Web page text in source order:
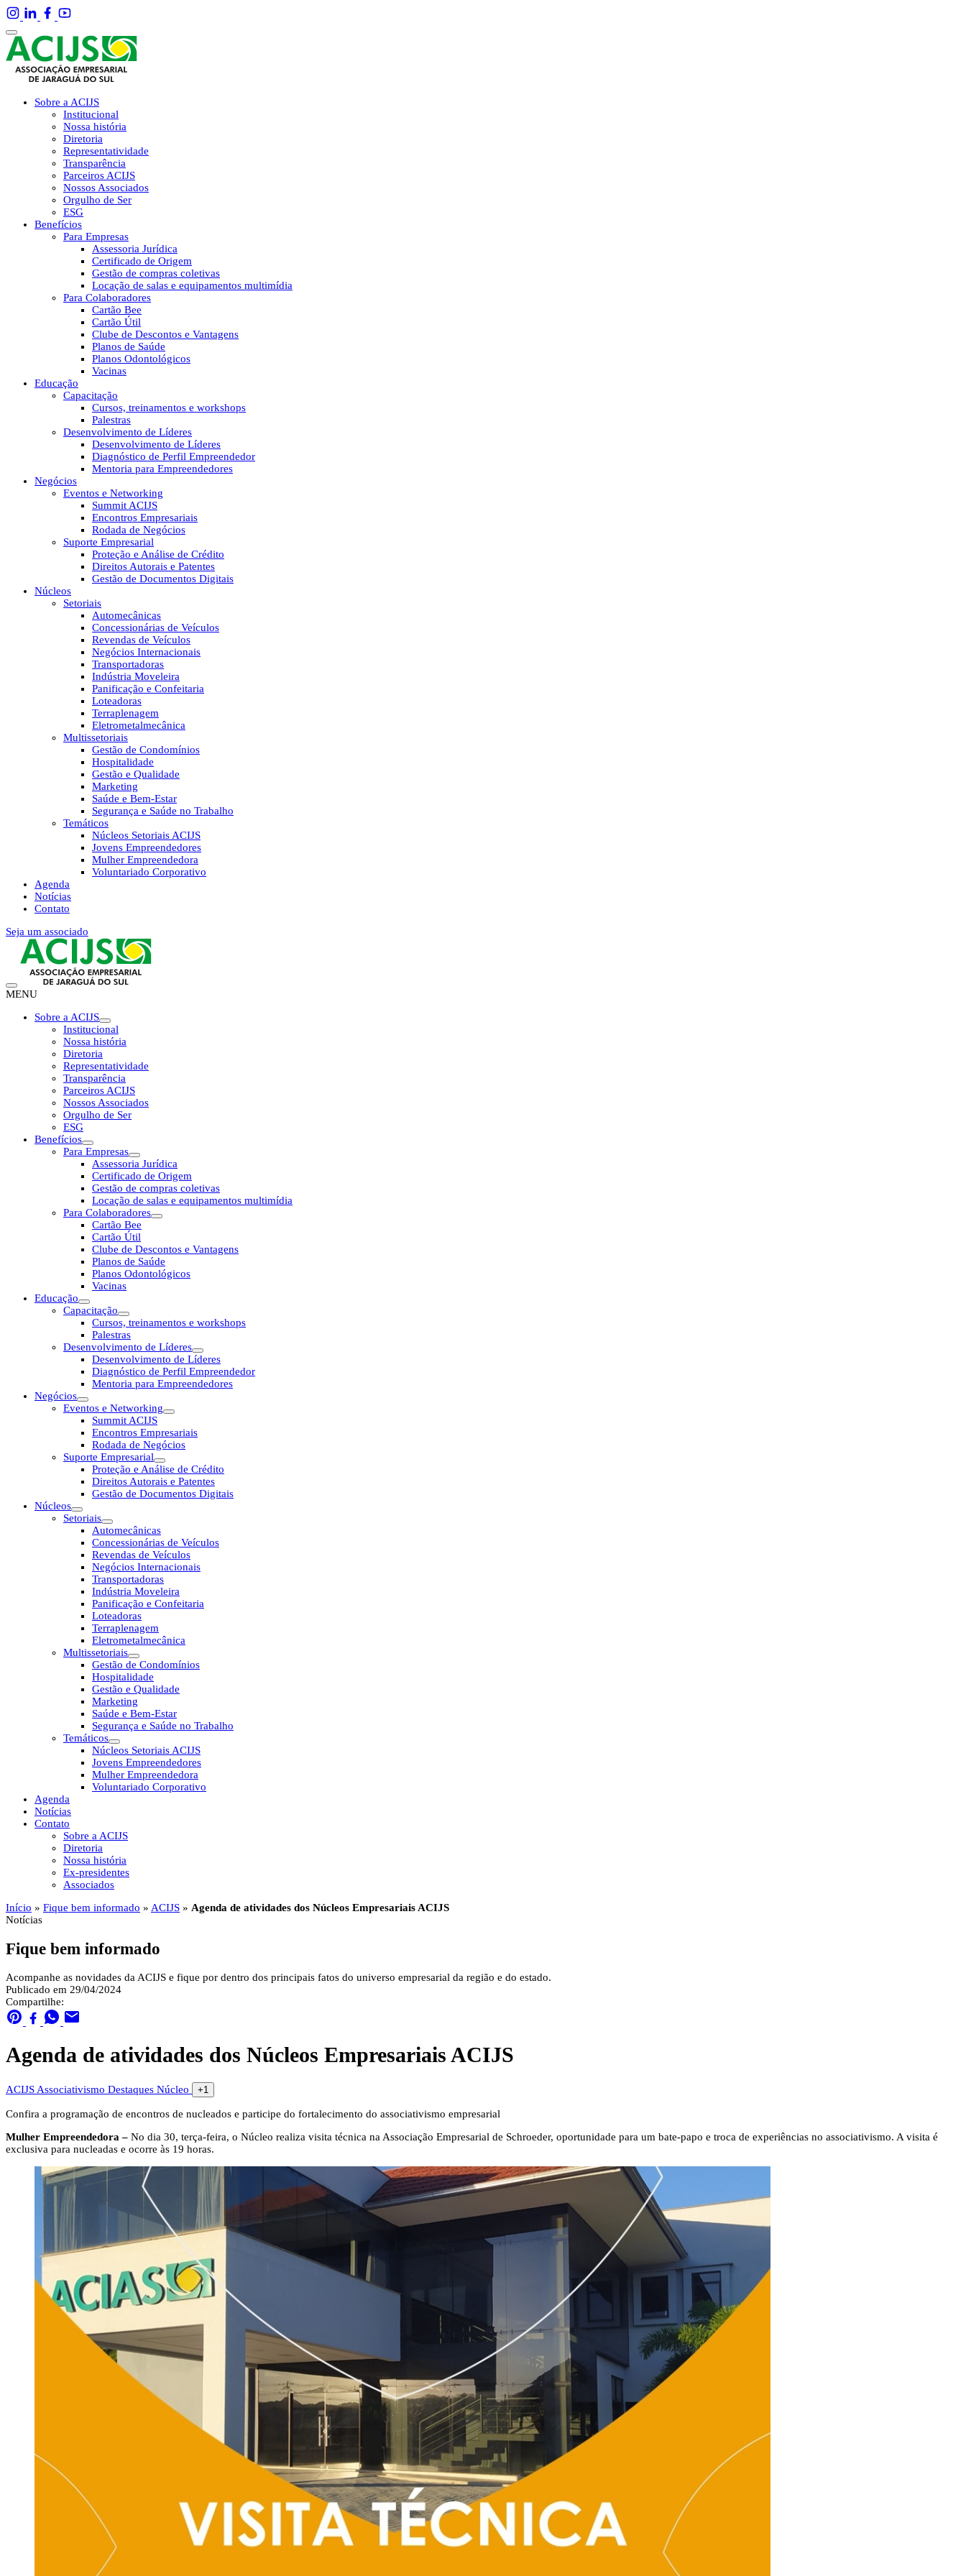
Sobre a ACIJS
Institucional
Nossa história
Diretoria
Representatividade
Transparência
Parceiros ACIJS
Nossos Associados
Orgulho de Ser
ESG
Benefícios
Para Empresas
Assessoria Jurídica
Certificado de Origem
Gestão de compras coletivas
Locação de salas e equipamentos multimídia
Para Colaboradores
Cartão Bee
Cartão Útil
Clube de Descontos e Vantagens
Planos de Saúde
Planos Odontológicos
Vacinas
Educação
Capacitação
Cursos, treinamentos e workshops
Palestras
Desenvolvimento de Líderes
Desenvolvimento de Líderes
Diagnóstico de Perfil Empreendedor
Mentoria para Empreendedores
Negócios
Eventos e Networking
Summit ACIJS
Encontros Empresariais
Rodada de Negócios
Suporte Empresarial
Proteção e Análise de Crédito
Direitos Autorais e Patentes
Gestão de Documentos Digitais
Núcleos
Setoriais
Automecânicas
Concessionárias de Veículos
Revendas de Veículos
Negócios Internacionais
Transportadoras
Indústria Moveleira
Panificação e Confeitaria
Loteadoras
Terraplenagem
Eletrometalmecânica
Multissetoriais
Gestão de Condomínios
Hospitalidade
Gestão e Qualidade
Marketing
Saúde e Bem-Estar
Segurança e Saúde no Trabalho
Temáticos
Núcleos Setoriais ACIJS
Jovens Empreendedores
Mulher Empreendedora
Voluntariado Corporativo
Agenda
Notícias
Contato
Seja um associado
MENU
Sobre a ACIJS
Institucional
Nossa história
Diretoria
Representatividade
Transparência
Parceiros ACIJS
Nossos Associados
Orgulho de Ser
ESG
Benefícios
Para Empresas
Assessoria Jurídica
Certificado de Origem
Gestão de compras coletivas
Locação de salas e equipamentos multimídia
Para Colaboradores
Cartão Bee
Cartão Útil
Clube de Descontos e Vantagens
Planos de Saúde
Planos Odontológicos
Vacinas
Educação
Capacitação
Cursos, treinamentos e workshops
Palestras
Desenvolvimento de Líderes
Desenvolvimento de Líderes
Diagnóstico de Perfil Empreendedor
Mentoria para Empreendedores
Negócios
Eventos e Networking
Summit ACIJS
Encontros Empresariais
Rodada de Negócios
Suporte Empresarial
Proteção e Análise de Crédito
Direitos Autorais e Patentes
Gestão de Documentos Digitais
Núcleos
Setoriais
Automecânicas
Concessionárias de Veículos
Revendas de Veículos
Negócios Internacionais
Transportadoras
Indústria Moveleira
Panificação e Confeitaria
Loteadoras
Terraplenagem
Eletrometalmecânica
Multissetoriais
Gestão de Condomínios
Hospitalidade
Gestão e Qualidade
Marketing
Saúde e Bem-Estar
Segurança e Saúde no Trabalho
Temáticos
Núcleos Setoriais ACIJS
Jovens Empreendedores
Mulher Empreendedora
Voluntariado Corporativo
Agenda
Notícias
Contato
Sobre a ACIJS
Diretoria
Nossa história
Ex-presidentes
Associados
Início » Fique bem informado » ACIJS » Agenda de atividades dos Núcleos Empresariais ACIJS
Notícias
Fique bem informado
Acompanhe as novidades da ACIJS e fique por dentro dos principais fatos do universo empresarial da região e do estado.
Publicado em 29/04/2024
Compartilhe:
Agenda de atividades dos Núcleos Empresariais ACIJS
ACIJS Associativismo Destaques Núcleo +1
Confira a programação de encontros de nucleados e participe do fortalecimento do associativismo empresarial
Mulher Empreendedora – No dia 30, terça-feira, o Núcleo realiza visita técnica na Associação Empresarial de Schroeder, oportunidade para um bate-papo e troca de experiências no associativismo. A visita é
exclusiva para nucleadas e ocorre às 19 horas.